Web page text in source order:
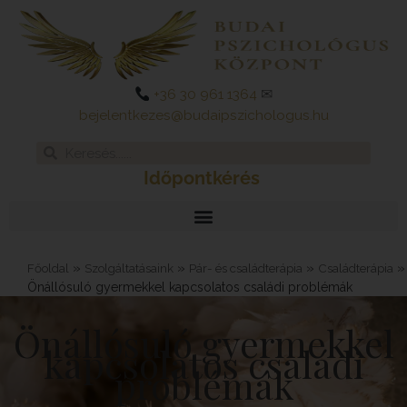
Skip
content
+36 30 961 1364 ✉
bejelentkezes@budaipszichologus.hu
Időpontkérés
Főoldal » Szolgáltatásaink » Pár- és családterápia » Családterápia »
Önállósuló gyermekkel kapcsolatos családi problémák
Önállósuló gyermekkel
kapcsolatos családi
problémák